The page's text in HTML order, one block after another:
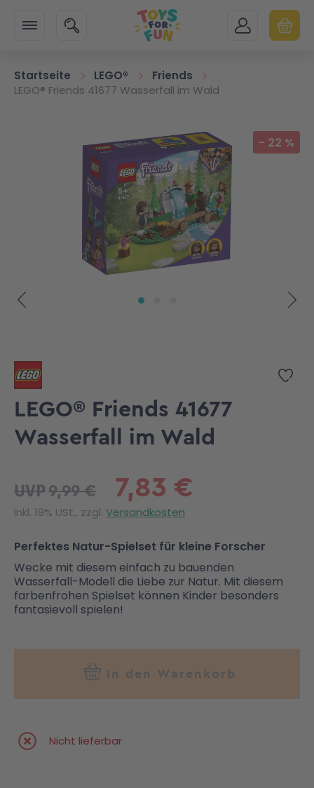
SUCHE MEIN KONTO
Startseite LEGO®
Friends
LEGO® Friends 41677 Wasserfall im Wald
Zum Ende der Bildgalerie springen - 22 %
Zur
LEGO® Friends 41677
Wasserfall im Wald
7,83 €
UVP9,99 €
Inkl. 19% USt., zzgl. Versandkosten
Perfektes Natur-Spielset für kleine Forscher
Wecke mit diesem einfach zu bauenden
Wasserfall-Modell die Liebe zur Natur. Mit diesem
farbenfrohen Spielset können Kinder besonders
fantasievoll spielen!
In den Warenkorb
Nicht lieferbar